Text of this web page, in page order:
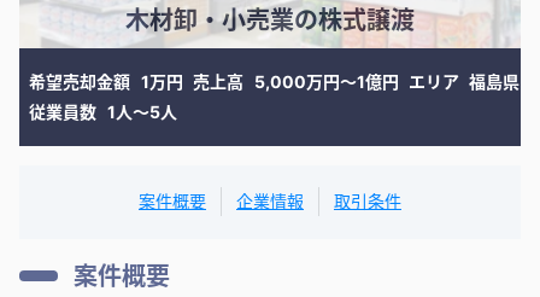
木材卸・小売業の株式譲渡
希望売却金額 1万円 売上高 5,000万円〜1億円 エリア 福島県
従業員数 1人〜5人
案件概要 企業情報 取引条件
案件概要